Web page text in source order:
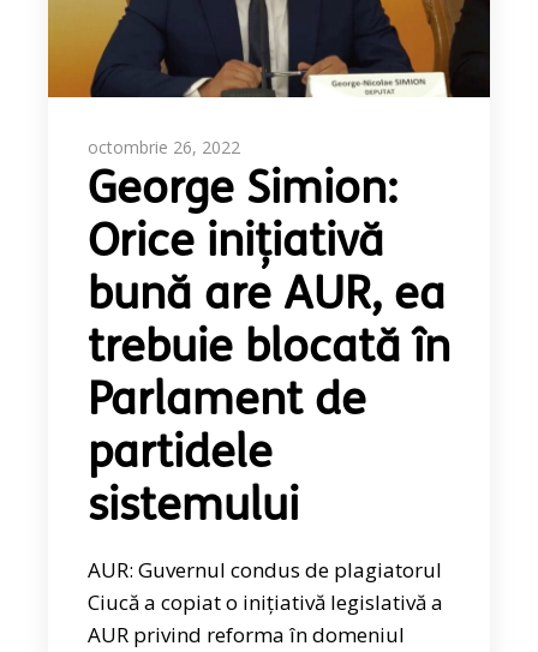
octombrie 26, 2022
George Simion:
Orice inițiativă
bună are AUR, ea
trebuie blocată în
Parlament de
partidele
sistemului
AUR: Guvernul condus de plagiatorul
Ciucă a copiat o inițiativă legislativă a
AUR privind reforma în domeniul